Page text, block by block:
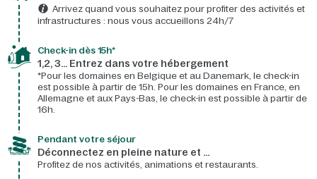
Arrivez quand vous souhaitez pour profiter des activités et
infrastructures : nous vous accueillons 24h/7​
Check-in dès 15h*​
1,2, 3… Entrez dans votre hébergement
*Pour les domaines en Belgique et au Danemark, le check-in
est possible à partir de 15h. Pour les domaines en France, en
Allemagne et aux Pays-Bas, le check-in est possible à partir de
16h.
Pendant votre séjour
Déconnectez en pleine nature et …
Profitez de nos activités, animations et restaurants.